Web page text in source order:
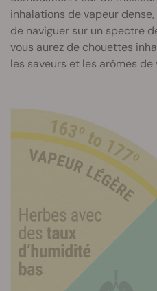
inhalations de vapeur
de naviguer sur un spectre
vous aurez de chouettes
les saveurs et les arômes de